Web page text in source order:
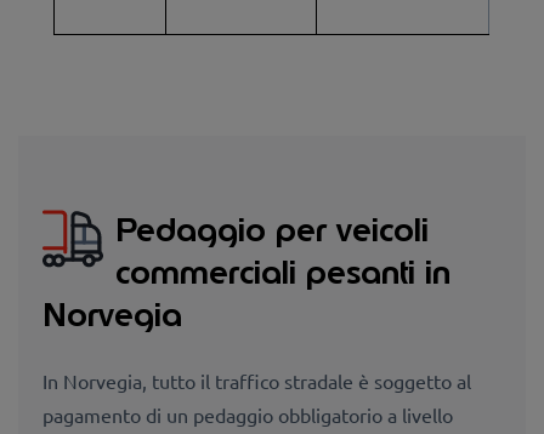
Pedaggio per veicoli
commerciali pesanti in
Norvegia
In Norvegia, tutto il traffico stradale è soggetto al
pagamento di un pedaggio obbligatorio a livello